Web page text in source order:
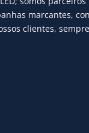
marcantes,
clientes,